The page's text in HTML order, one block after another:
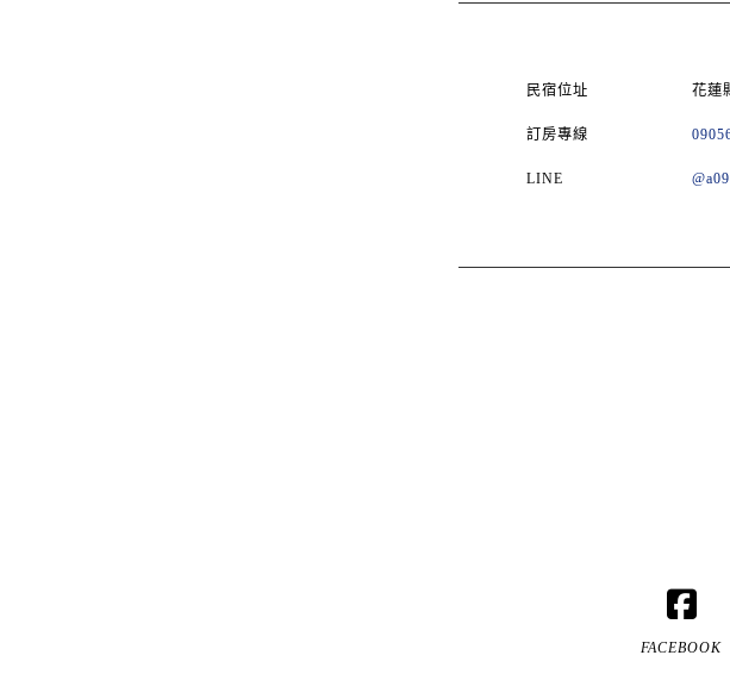
民宿位址 花蓮
訂房專線
LINE
FACEBOOK